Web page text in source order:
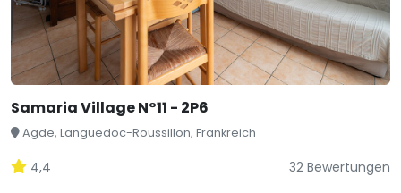
Samaria Village N°11 - 2P6
Agde, Languedoc-Roussillon, Frankreich
4,4 32 Bewertungen